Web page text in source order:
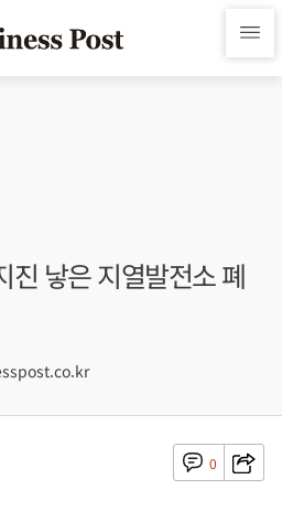
진 낳은 지열발전소 폐
0